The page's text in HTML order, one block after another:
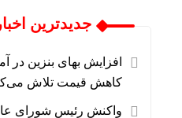
جديدترين اخبار
افزایش بهای بنزین در
کاهش قیمت تلاش
واکنش رئیس شورای